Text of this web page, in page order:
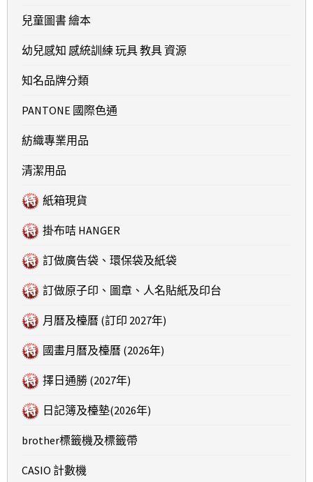
兒童圖書 繪本
幼兒感知 感統訓練 玩具 教具 資源
知名品牌分類
PANTONE 國際色通
紡織專業用品
清潔用品
紙箱現貨
掛布咭 HANGER
訂做廣告袋、環保袋及紙袋
訂做原子印、圖章、人名貼紙及印台
月曆及檯曆 (訂印 2027年)
國畫月曆及檯曆 (2026年)
擇日通勝 (2027年)
日記簿及檯墊(2026年)
brother標籤機及標籤帶
CASIO 計數機